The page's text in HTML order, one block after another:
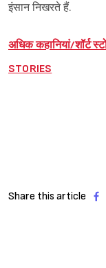
इंसान निखरते हैं.
अधिक कहानियां/शॉर्ट
STORIES
Share this article